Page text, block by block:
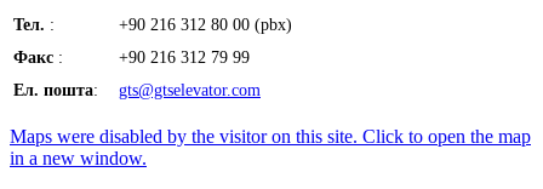
Тел. :
+90 216 312 80 00 (pbx)
Факс :
+90 216 312 79 99
Ел. пошта: gts@gtselevator.com
Maps were disabled by the visitor on this site. Click to open the map
in a new window.